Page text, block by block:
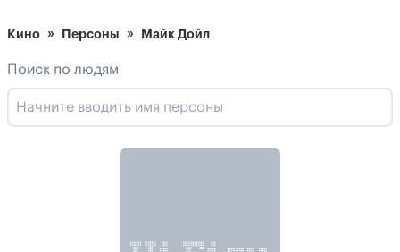
Кино Персоны Майк Дойл
Поиск по людям